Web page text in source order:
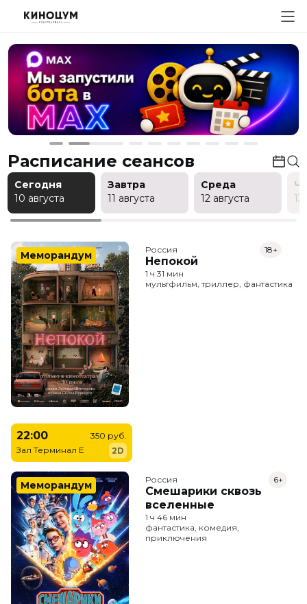
Расписание сеансов
Сегодня
10 августа
Завтра
11 августа
Среда
12 августа
13
Меморандум Россия
Непокой
18+
1 ч 31 мин
мультфильм, триллер, фантастика
22:00
Зал Терминал E
350 руб.
2D
Меморандум Россия
Смешарики сквозь
вселенные
6+
1 ч 46 мин
фантастика, комедия,
приключения